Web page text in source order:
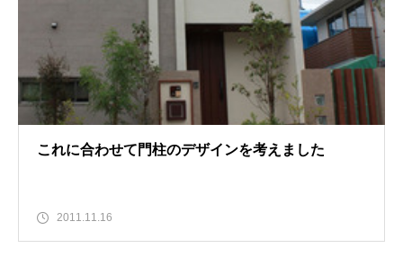
これに合わせて門柱のデザインを考えました
2011.11.16